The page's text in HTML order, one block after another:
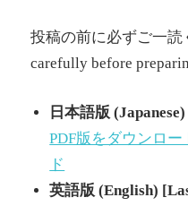
投稿の前に必ずご一読
carefully before
日本語版
PDF版をダウンロー
ド
英語版 (English)